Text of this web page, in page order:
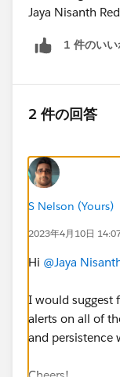
Jaya Nisanth
1 件のい
2 件の回答
S Nelson (Yours)
2023年4月10日
Hi @Jaya
I would suggest
alerts on all of
and persistence